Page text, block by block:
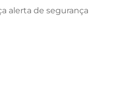
alerta de segurança